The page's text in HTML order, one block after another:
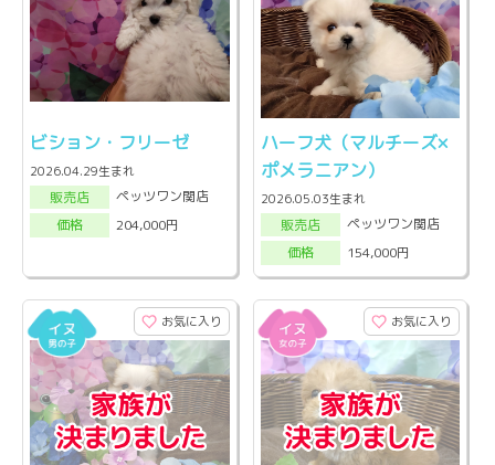
ビション・フリーゼ
2026.04.29生まれ
販売店
ペッツワン関店
価格
204,000円
ハーフ犬（マルチーズ×
ポメラニアン）
2026.05.03生まれ
販売店
ペッツワン関店
価格
154,000円
お気に入り お気に入り